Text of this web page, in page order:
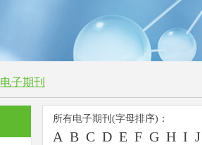
电子期刊
所有电子期刊(字母排序)：
A B C D E F G H I J